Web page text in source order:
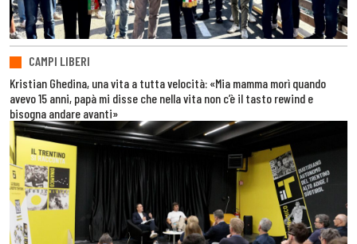
CAMPI LIBERI
Kristian Ghedina, una vita a tutta velocità: «Mia mamma morì quando
avevo 15 anni, papà mi disse che nella vita non c’è il tasto rewind e
bisogna andare avanti»